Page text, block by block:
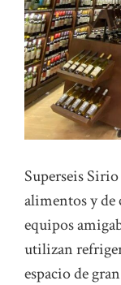
Superseis
alimentos y
equipos
utilizan
espacio de